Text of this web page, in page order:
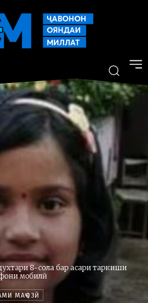
8-сола бар асари таркиши
мобилӣ
МАҶОЗӢ